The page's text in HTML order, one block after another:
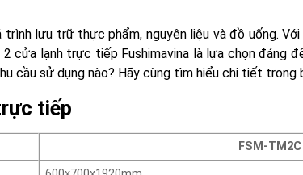
lưu trữ thực phẩm, nguyên liệu và đồ uống.
cửa lạnh trực tiếp Fushimavina là lựa chọn đáng
cầu sử dụng nào? Hãy cùng tìm hiểu chi tiết trong
tiếp
FSM-TM2C